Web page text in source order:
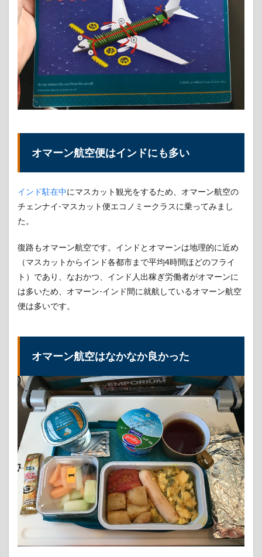
オマーン航空便はインドにも多い
インド駐在中にマスカット観光をするため、オマーン航空の
チェンナイ-マスカット便エコノミークラスに乗ってみまし
た。
復路もオマーン航空です。インドとオマーンは地理的に近め
（マスカットからインド各都市まで平均4時間ほどのフライ
ト）であり、なおかつ、インド人出稼ぎ労働者がオマーンに
は多いため、オマーン-インド間に就航しているオマーン航空
便は多いです。
オマーン航空はなかなか良かった